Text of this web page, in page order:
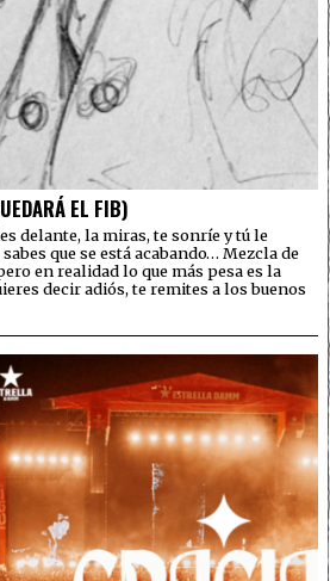
EL FIB)
delante, la miras, te sonríe y tú le
que se está acabando… Mezcla de
en realidad lo que más pesa es la
decir adiós, te remites a los buenos